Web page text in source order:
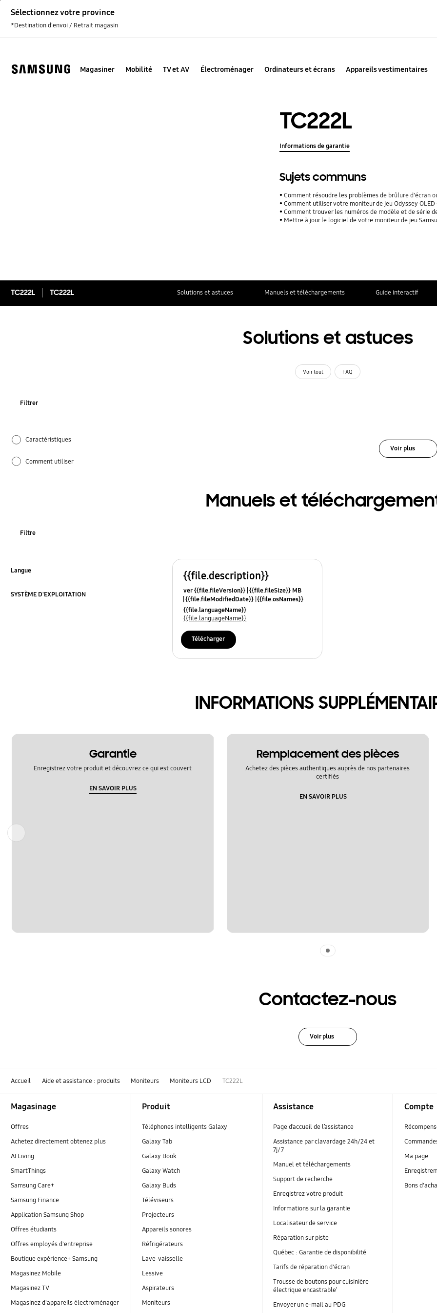
content
Sélectionnez votre province
*Destination d'envoi / Retrait magasin
Magasiner Mobilité TV et AV Électroménager Ordinateurs et écrans Appareils vestimentaires
TC222L
Informations de garantie
Sujets communs
Comment résoudre les problèmes de brûlure d'écran ou
Comment utiliser votre moniteur de jeu Odyssey OLED
Comment trouver les numéros de modèle et de série
Mettre à jour le logiciel de votre moniteur de jeu
TC222L TC222L Solutions et astuces Manuels et téléchargements Guide interactif
Solutions et astuces
Voir tout FAQ
Filtrer
Caractéristiques
Comment utiliser
Voir plus
Manuels et
Filtre
Langue
SYSTÈME D'EXPLOITATION
{{file.description}}
ver {{file.fileVersion}} {{file.fileSize}} MB
{{file.fileModifiedDate}} {{file.osNames}}
{{file.languageName}}
{{file.languageName}}
Télécharger
INFORMATIONS
Garantie
Enregistrez votre produit et découvrez ce qui est couvert
EN SAVOIR PLUS
Remplacement des pièces
Achetez des pièces authentiques auprès de nos partenaires
certifiés
EN SAVOIR PLUS
Contactez-nous
Voir plus
Accueil Aide et assistance : produits Moniteurs Moniteurs LCD TC222L
Magasinage
Offres
Achetez directement obtenez plus
AI Living
SmartThings
Samsung Care+
Samsung Finance
Application Samsung Shop
Offres étudiants
Offres employés d'entreprise
Boutique expérience+ Samsung
Magasinez Mobile
Magasinez TV
Magasinez d'appareils électroménager
Produit
Téléphones intelligents Galaxy
Galaxy Tab
Galaxy Book
Galaxy Watch
Galaxy Buds
Téléviseurs
Projecteurs
Appareils sonores
Réfrigérateurs
Lave-vaisselle
Lessive
Aspirateurs
Moniteurs
Assistance
Page d’accueil de l’assistance
Assistance par clavardage 24h/24 et
7j/7
Manuel et téléchargements
Support de recherche
Enregistrez votre produit
Informations sur la garantie
Localisateur de service
Réparation sur piste
Québec : Garantie de disponibilité
Tarifs de réparation d'écran
Trousse de boutons pour cuisinière
électrique encastrable’
Envoyer un e-mail au PDG
Compte
Ma page
Bons